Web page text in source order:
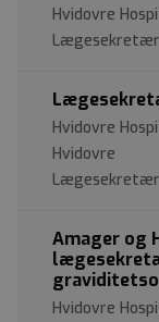
Hvidovre
Lægesekretær
Hvidovre
Hvidovre
Lægesekretær
Amager og
Hvidovre